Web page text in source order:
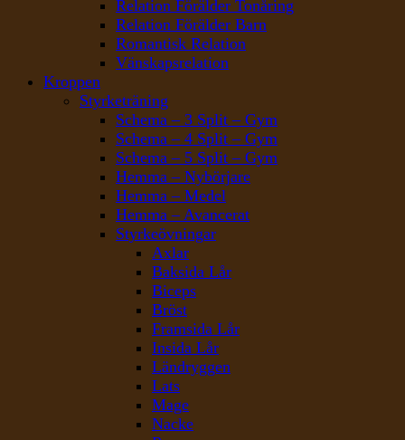
Relation Förälder Tonåring
Relation Förälder Barn
Romantisk Relation
Vänskapsrelation
Kroppen
Styrketräning
Schema – 3 Split – Gym
Schema – 4 Split – Gym
Schema – 5 Split – Gym
Hemma – Nybörjare
Hemma – Medel
Hemma – Avancerat
Styrkeövningar
Axlar
Baksida Lår
Biceps
Bröst
Framsida Lår
Insida Lår
Ländryggen
Lats
Mage
Nacke